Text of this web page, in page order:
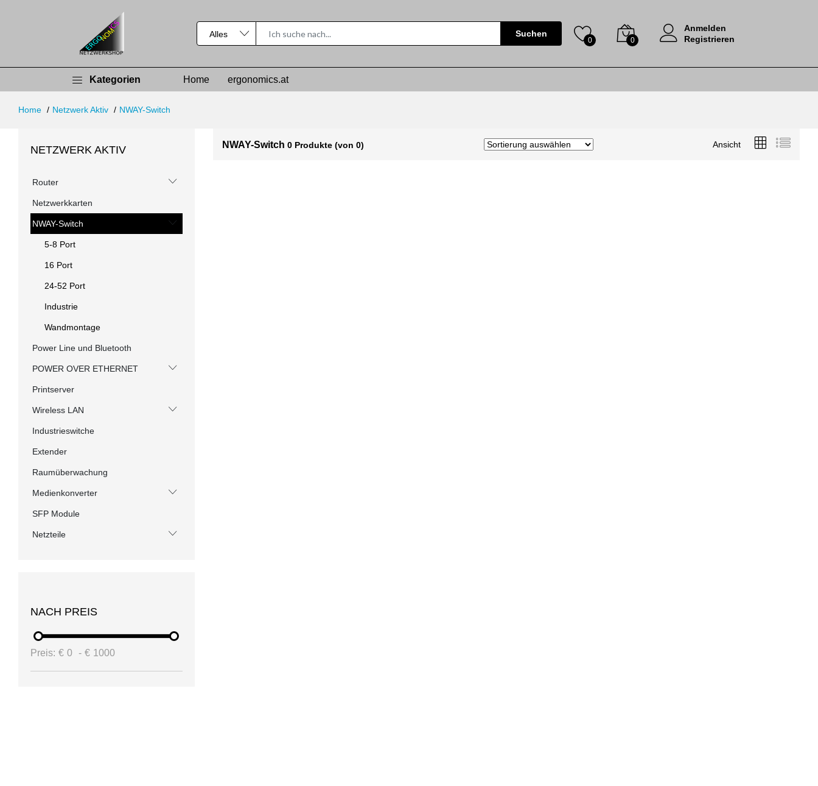
Suchen
0 0
Anmelden
Registrieren
Kategorien Home ergonomics.at
Home Netzwerk Aktiv NWAY-Switch
NETZWERK AKTIV
Router
Netzwerkkarten
NWAY-Switch
5-8 Port
16 Port
24-52 Port
Industrie
Wandmontage
Power Line und Bluetooth
POWER OVER ETHERNET
Printserver
Wireless LAN
Industrieswitche
Extender
Raumüberwachung
Medienkonverter
SFP Module
Netzteile
NACH PREIS
Preis: € 0 - € 1000
NWAY-Switch 0 Produkte (von 0) Ansicht